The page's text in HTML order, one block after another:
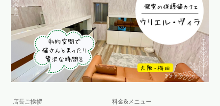
店長ご挨拶
料金&メニュー